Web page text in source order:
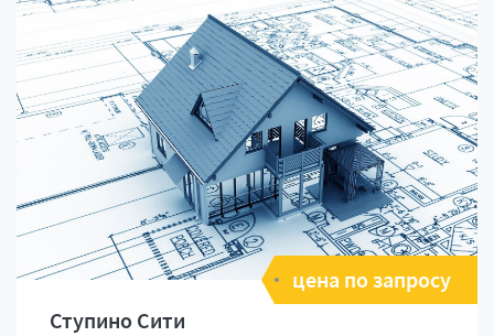
цена по запросу
Ступино Сити